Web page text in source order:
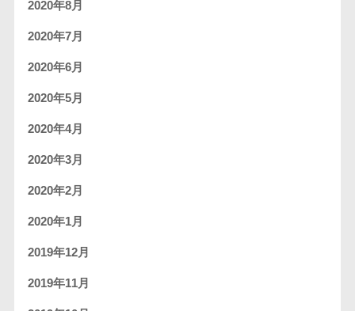
2020年8月
2020年7月
2020年6月
2020年5月
2020年4月
2020年3月
2020年2月
2020年1月
2019年12月
2019年11月